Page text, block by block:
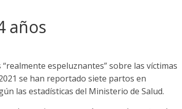
años
espeluznantes” sobre las víctimas
se han reportado siete partos en
las estadísticas del Ministerio de Salud.